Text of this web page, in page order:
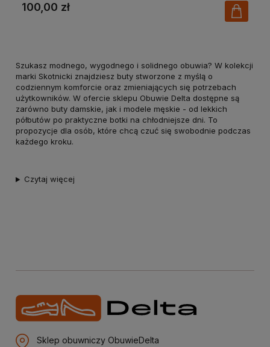
100,00 zł
Szukasz modnego, wygodnego i solidnego obuwia? W kolekcji
marki Skotnicki znajdziesz buty stworzone z myślą o
codziennym komforcie oraz zmieniających się potrzebach
użytkowników. W ofercie sklepu Obuwie Delta dostępne są
zarówno buty damskie, jak i modele męskie - od lekkich
półbutów po praktyczne botki na chłodniejsze dni. To
propozycje dla osób, które chcą czuć się swobodnie podczas
każdego kroku.
Czytaj więcej
Sklep obuwniczy ObuwieDelta